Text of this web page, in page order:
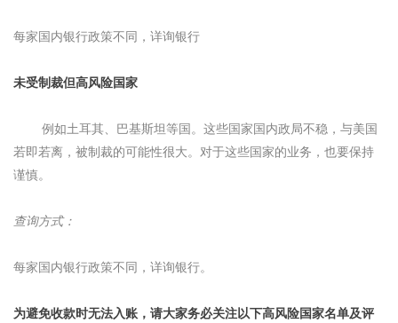
每家国内银行政策不同，详询银行
未受制裁但高风险国家
例如土耳其、巴基斯坦等国。这些国家国内政局不稳，与美国
若即若离，被制裁的可能性很大。对于这些国家的业务，也要保持
谨慎。
查询方式：
每家国内银行政策不同，详询银行。
为避免收款时无法入账，请大家务必关注以下高风险国家名单及评